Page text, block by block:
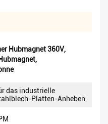
Hubmagnet 360V,
,
das industrielle
Platten-Anheben